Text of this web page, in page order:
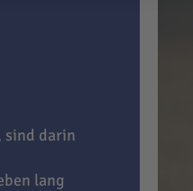
sind darin
lang